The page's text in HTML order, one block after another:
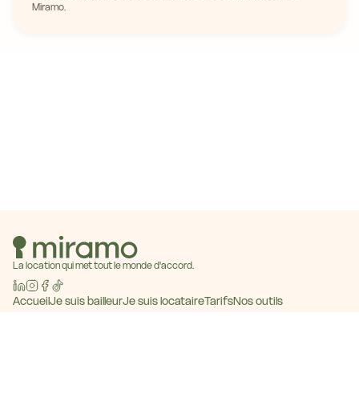
Miramo.
La location qui met tout le monde d'accord.
AccueilJe suis bailleurJe suis locataireTarifsNos outils